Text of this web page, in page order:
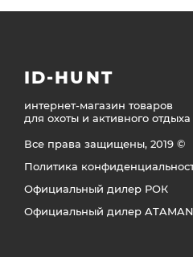
ID-HUNT
интернет-магазин товаров
для охоты и активного отдыха
Все права защищены, 2019 ©
Политика
Официальный дилер РОК
Официальный дилер ATAMAN